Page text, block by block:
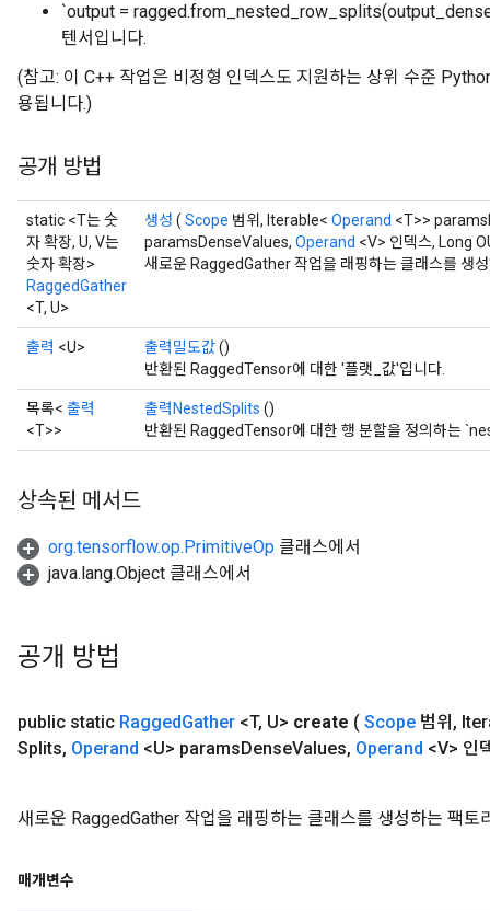
`output =
텐서입니다.
(참고: 이 C++ 작업은 비정형 인덱스도 지원하는 상위 수준
용됩니다.)
공개 방법
static <T는 숫
자 확장, U, V는
숫자 확장>
RaggedGather
<T, U>
생성 ( Scope 범위, Iterable< Operand <T>>
paramsDenseValues, Operand <V> 인덱스, Long
새로운 RaggedGather 작업을 래핑하는 클래스를 생
출력 <U> 출력밀도값()
반환된 RaggedTensor에 대한 '플랫_값'입니다.
목록< 출력
<T>>
출력NestedSplits ()
반환된 RaggedTensor에 대한 행 분할을 정의하는
상속된 메서드
org.tensorflow.op.PrimitiveOp 클래스에서
java.lang.Object 클래스에서
공개 방법
public static RaggedGather <T, U> create ( Scope 범위 ,
Splits, Operand <U> paramsDenseValues, Operand <V> 인
새로운 RaggedGather 작업을 래핑하는 클래스를 생성하는 팩토
매개변수